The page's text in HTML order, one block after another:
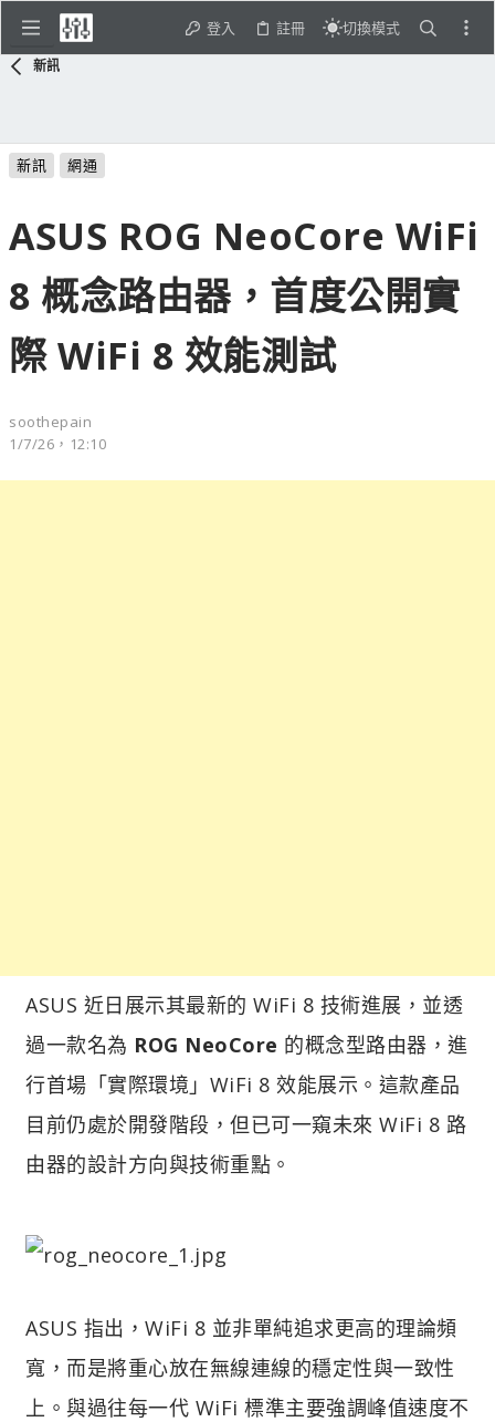
登入 註冊 切換模式
新訊
新訊 網通
ASUS ROG NeoCore WiFi
8 概念路由器，首度公開實
際 WiFi 8 效能測試
soothepain
1/7/26，12:10
ASUS 近日展示其最新的 WiFi 8 技術進展，並透
過一款名為 ROG NeoCore 的概念型路由器，進
行首場「實際環境」WiFi 8 效能展示。這款產品
目前仍處於開發階段，但已可一窺未來 WiFi 8 路
由器的設計方向與技術重點。
ASUS 指出，WiFi 8 並非單純追求更高的理論頻
寬，而是將重心放在無線連線的穩定性與一致性
上。與過往每一代 WiFi 標準主要強調峰值速度不